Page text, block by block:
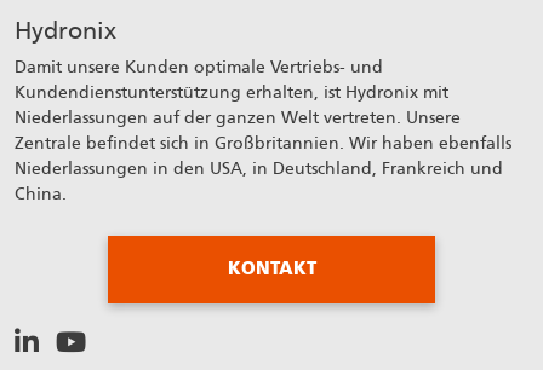
Hydronix
Damit unsere Kunden optimale Vertriebs- und
Kundendienstunterstützung erhalten, ist Hydronix mit
Niederlassungen auf der ganzen Welt vertreten. Unsere
Zentrale befindet sich in Großbritannien. Wir haben ebenfalls
Niederlassungen in den USA, in Deutschland, Frankreich und
China.
KONTAKT